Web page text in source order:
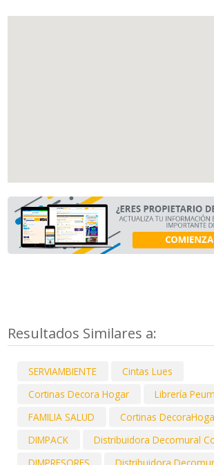
Resultados Similares a:
SERVIAMBIENTE
Cintas Lues
Cortinas Decora Hogar
Librería
FAMILIA SALUD
Cortinas
DIMPACK
Distribuidora Decomural